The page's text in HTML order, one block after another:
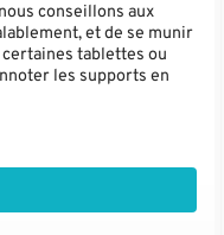
conseillons aux
et de se munir
tablettes ou
les supports en